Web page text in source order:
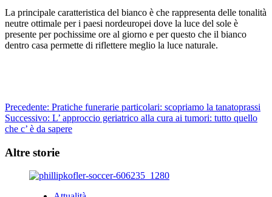
La principale caratteristica del bianco è che rappresenta delle tonalità
neutre ottimale per i paesi nordeuropei dove la luce del sole è
presente per pochissime ore al giorno e per questo che il bianco
dentro casa permette di riflettere meglio la luce naturale.
Navigazione
articolo
Precedente: Pratiche funerarie particolari: scopriamo la tanatoprassi
Successivo: L’ approccio geriatrico alla cura ai tumori: tutto quello
che c’ è da sapere
Altre storie